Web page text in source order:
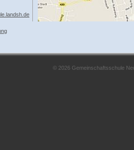
© 2026 Gemeinschaftsschule